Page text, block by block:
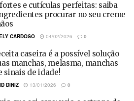
e cutículas perfeitas: saiba
procurar no seu creme
CARDOSO 04/02/2026 0
caseira é a possível solução
manchas, melasma, manchas
sinais de idade!
DINIZ 13/01/2026 0